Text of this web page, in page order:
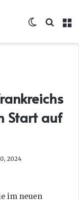
Skin
Start auf
2024
im neuen